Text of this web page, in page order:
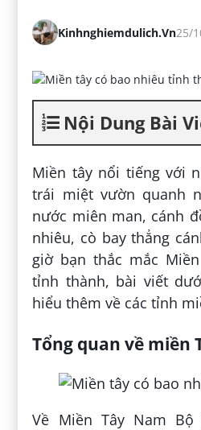
Kinhnghiemdulich.vn25/
Nội Dung Bài
Miền tây nổi tiếng với
trái miệt vườn quanh
nước miên man, cánh
nhiêu, cò bay thẳng
giờ bạn thắc mắc
tỉnh thành, bài viết
hiểu thêm về các tỉnh
Tổng quan về miền
Về Miền Tây Nam